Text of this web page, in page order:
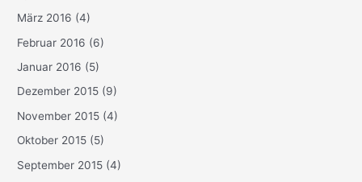
März 2016 (4)
Februar 2016 (6)
Januar 2016 (5)
Dezember 2015 (9)
November 2015 (4)
Oktober 2015 (5)
September 2015 (4)